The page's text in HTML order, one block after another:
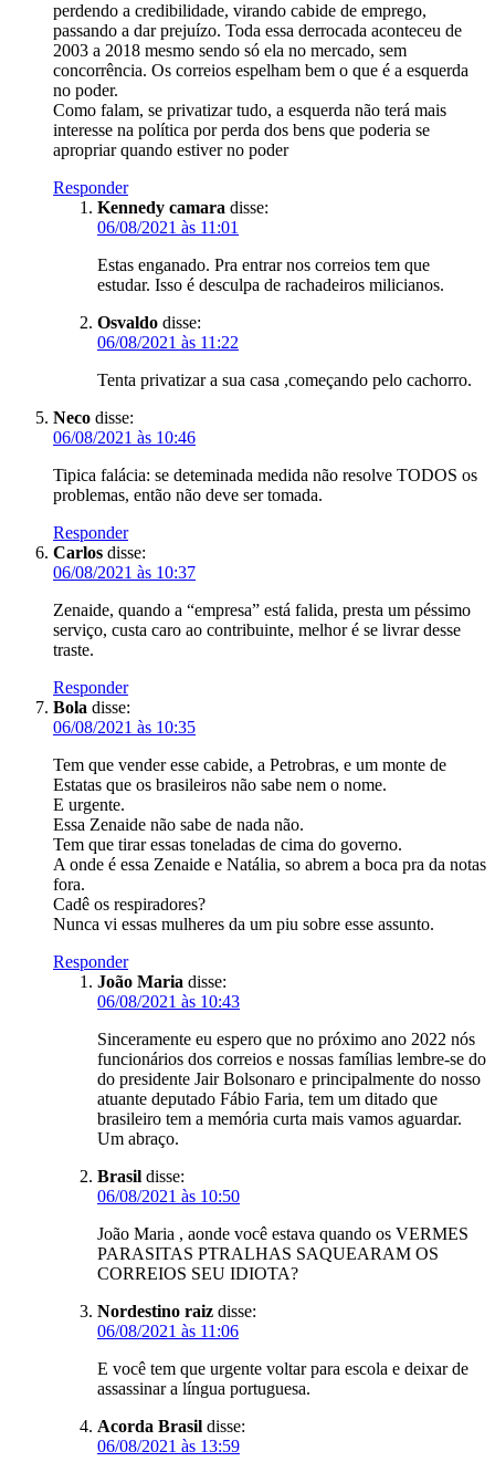
perdendo a credibilidade, virando cabide de emprego,
passando a dar prejuízo. Toda essa derrocada aconteceu de
2003 a 2018 mesmo sendo só ela no mercado, sem
concorrência. Os correios espelham bem o que é a esquerda
no poder.
Como falam, se privatizar tudo, a esquerda não terá mais
interesse na política por perda dos bens que poderia se
apropriar quando estiver no poder
Responder
Kennedy camara disse:
06/08/2021 às 11:01
Estas enganado. Pra entrar nos correios tem que
estudar. Isso é desculpa de rachadeiros milicianos.
Osvaldo disse:
06/08/2021 às 11:22
Tenta privatizar a sua casa ,começando pelo cachorro.
Neco disse:
06/08/2021 às 10:46
Tipica falácia: se deteminada medida não resolve TODOS os
problemas, então não deve ser tomada.
Responder
Carlos disse:
06/08/2021 às 10:37
Zenaide, quando a “empresa” está falida, presta um péssimo
serviço, custa caro ao contribuinte, melhor é se livrar desse
traste.
Responder
Bola disse:
06/08/2021 às 10:35
Tem que vender esse cabide, a Petrobras, e um monte de
Estatas que os brasileiros não sabe nem o nome.
E urgente.
Essa Zenaide não sabe de nada não.
Tem que tirar essas toneladas de cima do governo.
A onde é essa Zenaide e Natália, so abrem a boca pra da notas
fora.
Cadê os respiradores?
Nunca vi essas mulheres da um piu sobre esse assunto.
Responder
João Maria disse:
06/08/2021 às 10:43
Sinceramente eu espero que no próximo ano 2022 nós
funcionários dos correios e nossas famílias lembre-se do
do presidente Jair Bolsonaro e principalmente do nosso
atuante deputado Fábio Faria, tem um ditado que
brasileiro tem a memória curta mais vamos aguardar.
Um abraço.
Brasil disse:
06/08/2021 às 10:50
João Maria , aonde você estava quando os VERMES
PARASITAS PTRALHAS SAQUEARAM OS
CORREIOS SEU IDIOTA?
Nordestino raiz disse:
06/08/2021 às 11:06
E você tem que urgente voltar para escola e deixar de
assassinar a língua portuguesa.
Acorda Brasil disse:
06/08/2021 às 13:59